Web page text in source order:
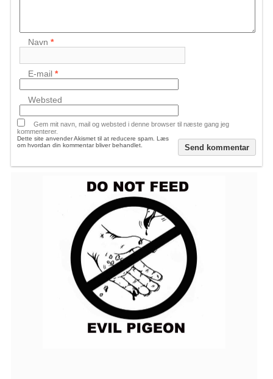
Navn*
E-mail*
Websted
Gem mit navn, mail og websted i denne browser til næste gang jeg
kommenterer.
Dette site anvender Akismet til at reducere spam. Læs
om hvordan din kommentar bliver behandlet.